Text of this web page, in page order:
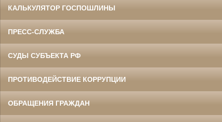
КАЛЬКУЛЯТОР ГОСПОШЛИНЫ
ПРЕСС-СЛУЖБА
СУДЫ СУБЪЕКТА РФ
ПРОТИВОДЕЙСТВИЕ КОРРУПЦИИ
ОБРАЩЕНИЯ ГРАЖДАН